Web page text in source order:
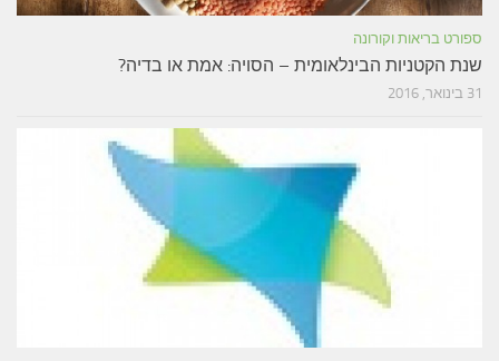
ספורט בריאות וקורונה
שנת הקטניות הבינלאומית – הסויה: אמת או בדיה?
31 בינואר, 2016